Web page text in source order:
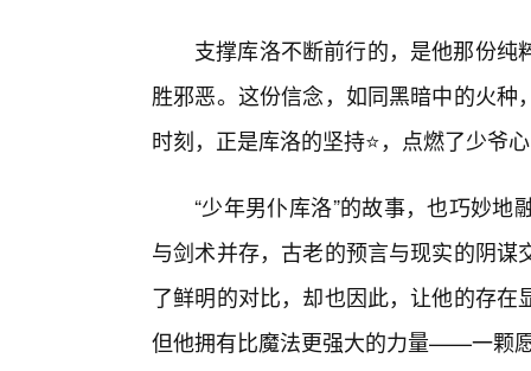
支撑库洛不断前行的，是他那份
胜邪恶。这份信念，如同黑暗中的火
时刻，正是库洛的坚持⭐，点燃了少爷
“少年男仆库洛”的故事，也巧妙
与剑术并存，古老的预言与现实的阴
了鲜明的对比，却也因此，让他的存
但他拥有比魔法更强大的力量——一颗